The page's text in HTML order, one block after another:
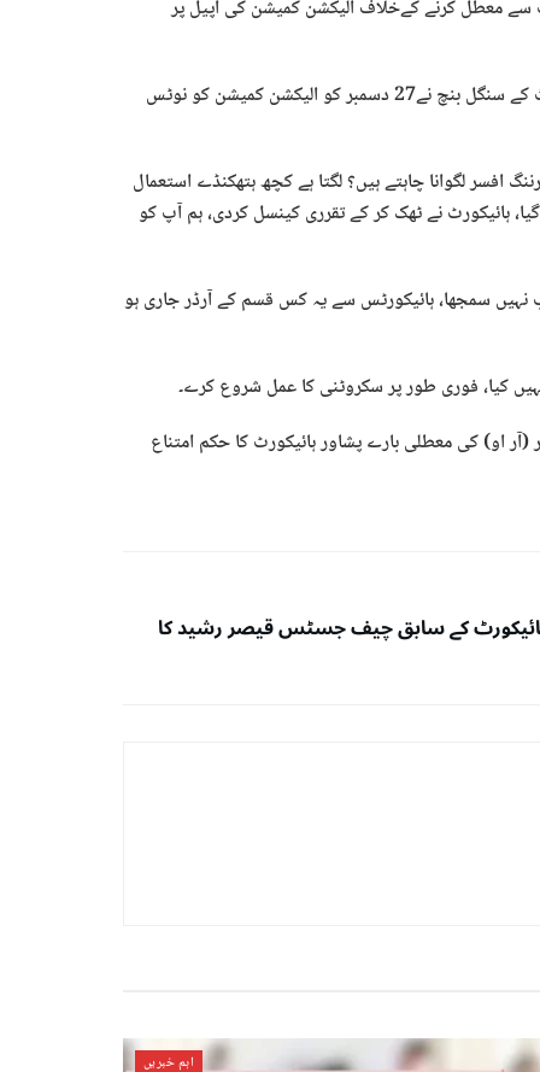
کوپشاور ہائیکورٹ سے معطل کرنے کےخلاف الیکشن کمیشن کی اپیل پر
وکیل الیکشن کمیشن نے دوران سماعت اپنے دلائل میں کہا کہ ہائی کورٹ کے سنگل بنچ نے27 دسمبر کو الیکشن کمیشن کو نوٹس
لگوانا چاہتے ہیں؟ لگتا ہے کچھ ہتھکنڈے استعمال
گیا، ہائیکورٹ نے ٹھک کر کے تقرری کینسل کردی، ہم آپ کو
سمجھا، ہائیکورٹس سے یہ کس قسم کے آرڈر جاری ہو
کیا، فوری طور پر سکروٹنی کا عمل شروع کرے۔
او) کی معطلی بارے پشاور ہائیکورٹ کا حکم امتناع
کے سابق چیف جسٹس قیصر رشید کا
اہم خبریں